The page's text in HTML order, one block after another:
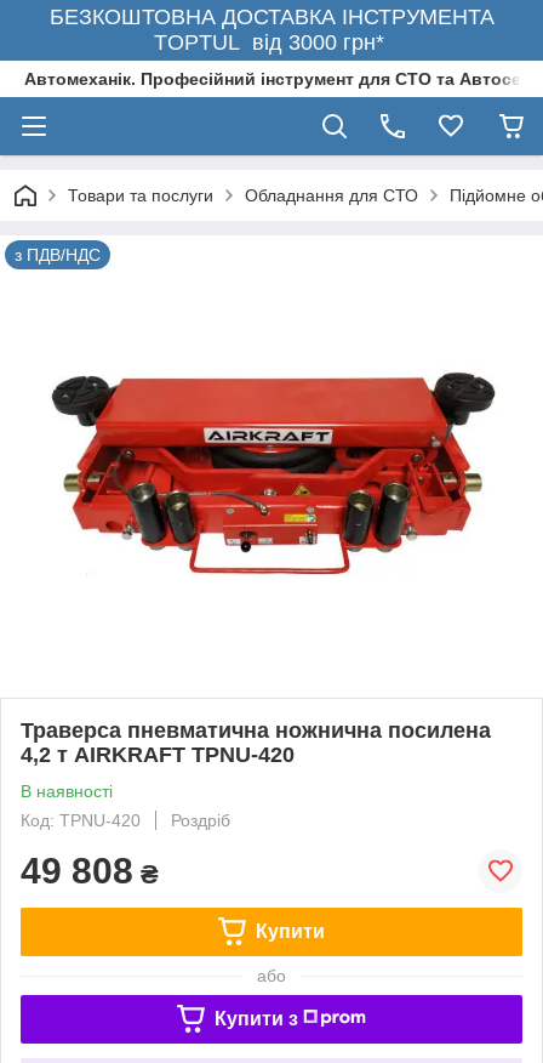
БЕЗКОШТОВНА ДОСТАВКА ІНСТРУМЕНТА
TOPTUL від 3000 грн*
Автомеханік. Професійний інструмент для СТО та
Товари та послуги Обладнання для СТО Підйомне
з ПДВ/НДС
Траверса пневматична ножнична посилена
4,2 т AIRKRAFT TPNU-420
В наявності
Код: TPNU-420
Роздріб
49 808 ₴
Купити
або
Купити з